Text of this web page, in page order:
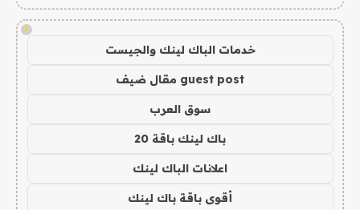
!
خدمات الباك لينك والجيست
guest post مقال ضيف
سوق العرب
باك لينك باقة 20
اعلانات الباك لينك
أقوى باقة باك لينك